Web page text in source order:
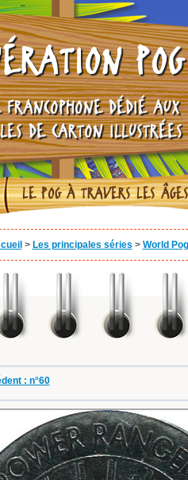
POG
DÉDIÉ AUX
DE CARTON ILLUSTRÉES
LE POG À TRAVERS LES ÂGES
> Les principales séries > World
: n°60